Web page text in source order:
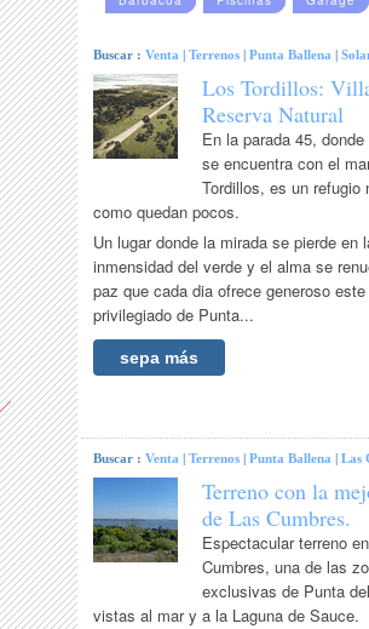
Buscar :Venta |Terrenos |Punta Ballena |
Los Tordillos:
Reserva Natural
En la parada 45,
se encuentra con el
Tordillos, es un refugio
como quedan pocos.
Un lugar donde la mirada se pierde en
inmensidad del verde y el alma se
paz que cada dia ofrece generoso
privilegiado de Punta...
sepa más
Buscar :Venta |Terrenos |Punta Ballena |Las
Terreno con la
de Las Cumbres.
Espectacular terreno
Cumbres, una de las
exclusivas de Punta
vistas al mar y a la Laguna de Sauce.